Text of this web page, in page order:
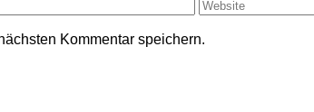
Kommentar speichern.